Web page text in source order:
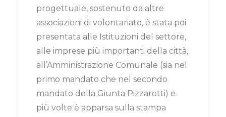
progettuale, sostenuto da altre
associazioni di volontariato, è stata poi
presentata alle Istituzioni del settore,
alle imprese più importanti della città,
all’Amministrazione Comunale (sia nel
primo mandato che nel secondo
mandato della Giunta Pizzarotti) e
più volte è apparsa sulla stampa